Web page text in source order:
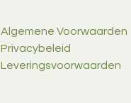
Algemene Voorwaarden
Privacybeleid
Leveringsvoorwaarden